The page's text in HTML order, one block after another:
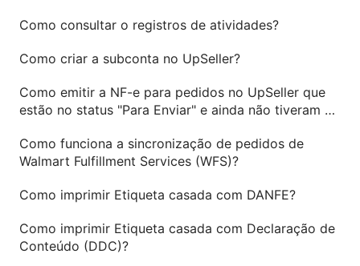
Como consultar o registros de atividades?
Como criar a subconta no UpSeller?
Como emitir a NF-e para pedidos no UpSeller que
estão no status "Para Enviar" e ainda não tiveram a
Como funciona a sincronização de pedidos de
Walmart Fulfillment Services (WFS)?
Como imprimir Etiqueta casada com DANFE?
Como imprimir Etiqueta casada com Declaração de
Conteúdo (DDC)?